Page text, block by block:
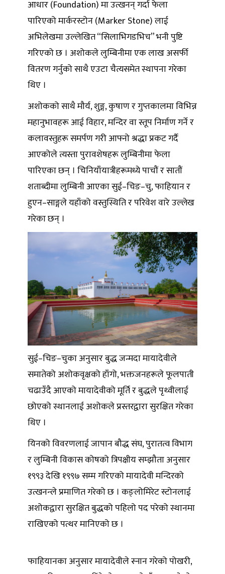
आधार (Foundation) मा उत्खनन् गर्दा फेला
पारिएको मार्करस्टोन (Marker Stone) लाई
अभिलेखमा उल्लेखित “सिलाभिगडभिच” भनी पुष्टि
गरिएको छ । अशोकले लुम्बिनीमा एक लाख असर्फी
वितरण गर्नुको साथै एउटा चैत्यसमेत स्थापना गरेका
थिए ।
अशोकको साथै मौर्य, शुङ्ग, कुषाण र गुप्तकालमा विभिन्न
महानुभावहरू आई विहार, मन्दिर वा स्तूप निर्माण गर्ने र
कलावस्तुहरू समर्पण गरी आफ्नो श्रद्धा प्रकट गर्दै
आएकोले त्यस्ता पुरावशेषहरू लुम्बिनीमा फेला
पारिएका छन् । चिनियाँयात्रीहरूमध्ये पाचौं र सातौं
शताब्दीमा लुम्बिनी आएका सुई–चिङ–चु, फाहियान र
हुएन–साङ्गले यहाँको वस्तुस्थिति र परिवेश वारे उल्लेख
गरेका छन् ।
सुई–चिङ–चुका अनुसार बुद्ध जन्मदा मायादेवीले
समातेको अशोकवृक्षको हाँगो, भक्तजनहरूले फूलपाती
चढाउँदै आएको मायादेवीको मूर्ति र बुद्धले पृथ्वीलाई
छोएको स्थानलाई अशोकले प्रस्तरद्वारा सुरक्षित गरेका
थिए ।
यिनको विवरणलाई जापान बौद्ध संघ, पुरातत्व विभाग
र लुम्बिनी विकास कोषको त्रिपक्षीय सम्झौता अनुसार
१९९३ देखि १९९७ सम्म गरिएको मायादेवी मन्दिरको
उत्खनन्ले प्रमाणित गरेको छ । कङ्लोमिरेट स्टोनलाई
अशोकद्वारा सुरक्षित बुद्धको पहिलो पद परेको स्थानमा
राखिएको पत्थर मानिएको छ ।
फाहियानका अनुसार मायादेवीले स्नान गरेको पोखरी,